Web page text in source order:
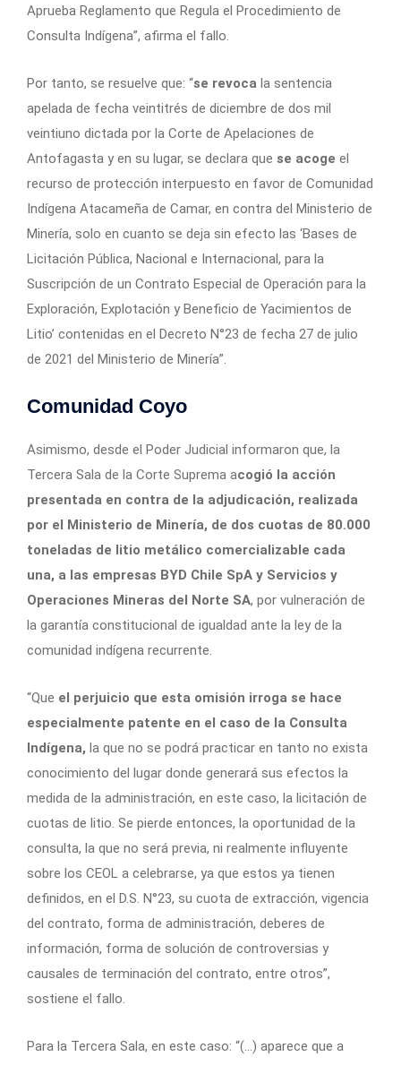
Aprueba Reglamento que Regula el Procedimiento de
Consulta Indígena”, afirma el fallo.
Por tanto, se resuelve que: “se revoca la sentencia
apelada de fecha veintitrés de diciembre de dos mil
veintiuno dictada por la Corte de Apelaciones de
Antofagasta y en su lugar, se declara que se acoge el
recurso de protección interpuesto en favor de Comunidad
Indígena Atacameña de Camar, en contra del Ministerio de
Minería, solo en cuanto se deja sin efecto las ‘Bases de
Licitación Pública, Nacional e Internacional, para la
Suscripción de un Contrato Especial de Operación para la
Exploración, Explotación y Beneficio de Yacimientos de
Litio’ contenidas en el Decreto N°23 de fecha 27 de julio
de 2021 del Ministerio de Minería”.
Comunidad Coyo
Asimismo, desde el Poder Judicial informaron que, la
Tercera Sala de la Corte Suprema acogió la acción
presentada en contra de la adjudicación, realizada
por el Ministerio de Minería, de dos cuotas de 80.000
toneladas de litio metálico comercializable cada
una, a las empresas BYD Chile SpA y Servicios y
Operaciones Mineras del Norte SA, por vulneración de
la garantía constitucional de igualdad ante la ley de la
comunidad indígena recurrente.
“Que el perjuicio que esta omisión irroga se hace
especialmente patente en el caso de la Consulta
Indígena, la que no se podrá practicar en tanto no exista
conocimiento del lugar donde generará sus efectos la
medida de la administración, en este caso, la licitación de
cuotas de litio. Se pierde entonces, la oportunidad de la
consulta, la que no será previa, ni realmente influyente
sobre los CEOL a celebrarse, ya que estos ya tienen
definidos, en el D.S. N°23, su cuota de extracción, vigencia
del contrato, forma de administración, deberes de
información, forma de solución de controversias y
causales de terminación del contrato, entre otros”,
sostiene el fallo.
Para la Tercera Sala, en este caso: “(…) aparece que a